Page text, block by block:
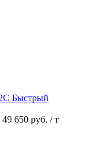
Быстрый
49 650 руб. / т